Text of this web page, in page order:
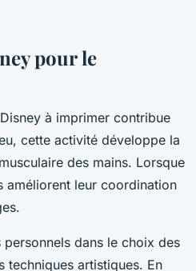
pour le
à imprimer contribue
cette activité développe la
des mains. Lorsque
améliorent leur coordination
dans le choix des
techniques artistiques. En